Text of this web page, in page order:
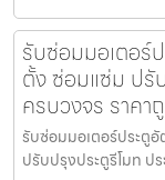
รับซ่อมมอเตอร์
ตั้ง ซ่อมแซ่ม ปรั
ครบวงจร ราคา
รับซ่อมมอเตอร์ประตู
ปรับปรุงประตูรีโมท ป